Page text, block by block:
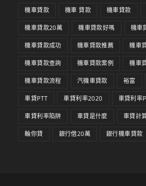
機車貸款 機車 貸款 機車貸款
機車貸款20萬 機車貸款好嗎 機車
機車貸款成功 機車貸款推薦 機車
機車貸款查詢 機車貸款案例 機車
機車貸款流程 汽機車貸款 裕富
車貸PTT 車貸利率2020 車貸利率
車貸利率陷阱 車貸是什麼 車貸計
輪你貸 銀行借20萬 銀行機車貸款